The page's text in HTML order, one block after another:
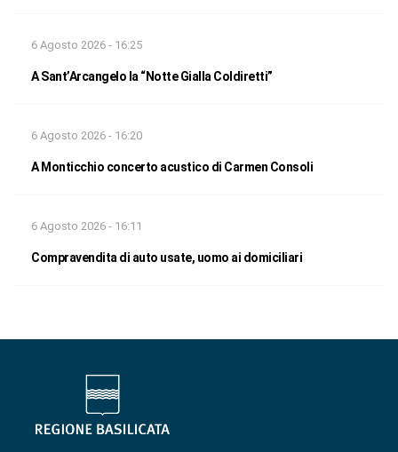
6 Agosto 2026 - 16:25
A Sant’Arcangelo la “Notte Gialla Coldiretti”
6 Agosto 2026 - 16:20
A Monticchio concerto acustico di Carmen Consoli
6 Agosto 2026 - 16:11
Compravendita di auto usate, uomo ai domiciliari